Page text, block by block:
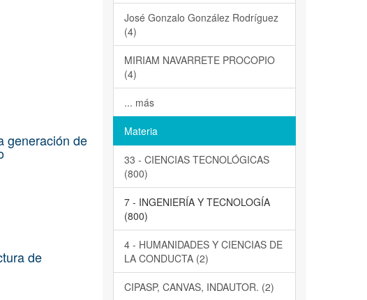
generación de
de
José Gonzalo González Rodríguez
(4)
MIRIAM NAVARRETE PROCOPIO
(4)
... más
Materia
33 - CIENCIAS TECNOLÓGICAS
(800)
7 - INGENIERÍA Y TECNOLOGÍA
(800)
4 - HUMANIDADES Y CIENCIAS DE
LA CONDUCTA (2)
CIPASP, CANVAS, INDAUTOR. (2)